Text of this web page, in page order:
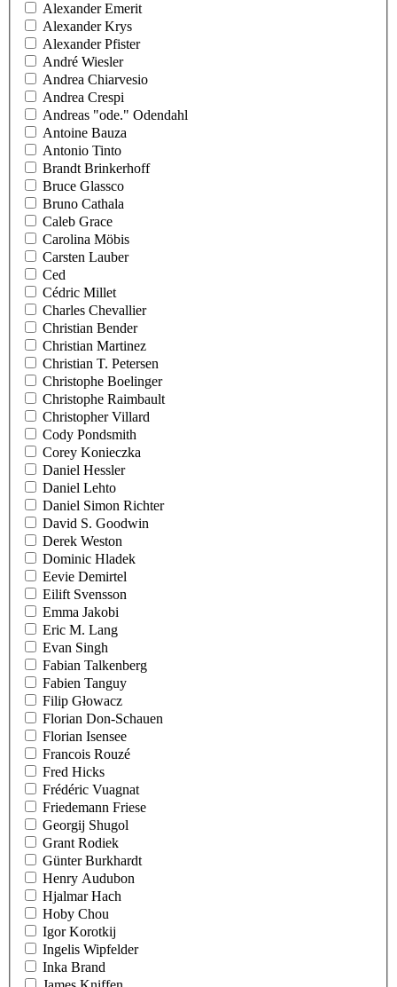
Alexander Emerit
Alexander Krys
Alexander Pfister
André Wiesler
Andrea Chiarvesio
Andrea Crespi
Andreas "ode." Odendahl
Antoine Bauza
Antonio Tinto
Brandt Brinkerhoff
Bruce Glassco
Bruno Cathala
Caleb Grace
Carolina Möbis
Carsten Lauber
Ced
Cédric Millet
Charles Chevallier
Christian Bender
Christian Martinez
Christian T. Petersen
Christophe Boelinger
Christophe Raimbault
Christopher Villard
Cody Pondsmith
Corey Konieczka
Daniel Hessler
Daniel Lehto
Daniel Simon Richter
David S. Goodwin
Derek Weston
Dominic Hladek
Eevie Demirtel
Eilift Svensson
Emma Jakobi
Eric M. Lang
Evan Singh
Fabian Talkenberg
Fabien Tanguy
Filip Głowacz
Florian Don-Schauen
Florian Isensee
Francois Rouzé
Fred Hicks
Frédéric Vuagnat
Friedemann Friese
Georgij Shugol
Grant Rodiek
Günter Burkhardt
Henry Audubon
Hjalmar Hach
Hoby Chou
Igor Korotkij
Ingelis Wipfelder
Inka Brand